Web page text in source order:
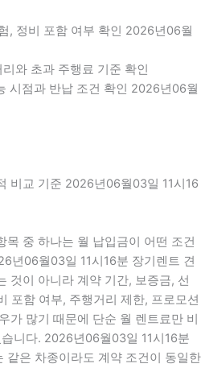
, 정비 포함 여부 확인 2026년06월
와 초과 주행료 기준 확인
시점과 반납 조건 확인 2026년06월
비교 기준 2026년06월03일 11시16
목 중 하나는 월 납입금이 어떤 조건
년06월03일 11시16분 장기렌트 견
것이 아니라 계약 기간, 보증금, 선
포함 여부, 주행거리 제한, 프로모션
가 많기 때문에 단순 월 렌트료만 비
니다. 2026년06월03일 11시16분
같은 차종이라도 계약 조건이 동일한